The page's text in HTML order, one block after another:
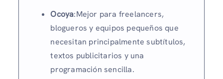
Ocoya:Mejor para freelancers,
blogueros y equipos pequeños que
necesitan principalmente subtítulos,
textos publicitarios y una
programación sencilla.